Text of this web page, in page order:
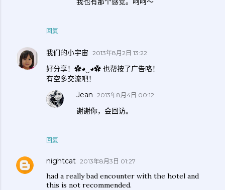
回复
我们的小宇宙 2013年8月2日 13:22
好分享！✿◕‿◕✿ 也帮按了广告咯！
有空多交流吧！
回复
Jean 2013年8月4日 00:12
谢谢你，会回访。
nightcat 2013年8月3日 01:27
had a really bad encounter with the hotel and
this is not recommended.